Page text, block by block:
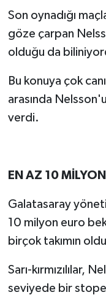
Son oynadığı
göze çarpan
olduğu da
Bu konuya çok
arasında
verdi.
EN AZ 10
Galatasaray
10 milyon euro
birçok takımın
Sarı-kırmızılılar,
seviyede bir